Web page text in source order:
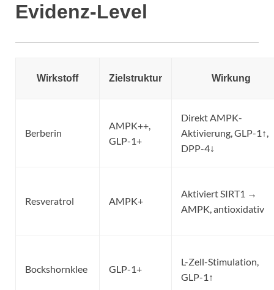
Evidenz-Level
Wirkstoff Zielstruktur Wirkung
Berberin
AMPK++,
GLP-1+
Direkt AMPK-
Aktivierung, GLP-1↑,
DPP-4↓
Resveratrol AMPK+
Aktiviert SIRT1 →
AMPK, antioxidativ
Bockshornklee GLP-1+
L-Zell-Stimulation,
GLP-1↑